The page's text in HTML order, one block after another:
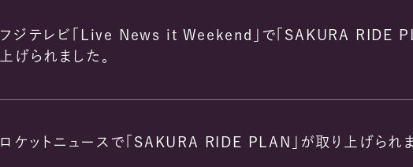
フジテレビ「Live News it Weekend」で「SAKURA RIDE
上げられました。
ロケットニュースで「SAKURA RIDE PLAN」が取り上げられま